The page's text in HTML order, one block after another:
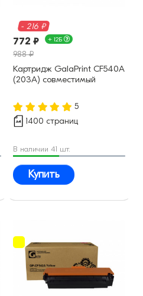
- 216 ₽
772 ₽ + 12Б
988 ₽
Картридж GalaPrint CF540A
(203A) совместимый
5
1400 страниц
В наличии 41 шт.
Купить